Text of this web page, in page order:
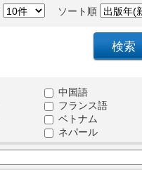
ソート順
中国語
フランス語
ベトナム
ネパール